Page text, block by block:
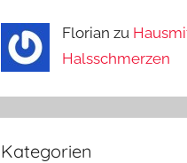
Florian zu
Halsschmerzen
Kategorien